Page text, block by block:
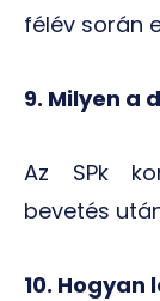
félév során
9. Milyen a
Az SPk
bevetés
10. Hogyan